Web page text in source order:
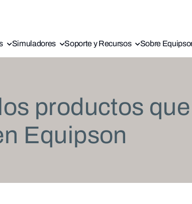
Simuladores Soporte y Recursos Sobre
productos
Equipson